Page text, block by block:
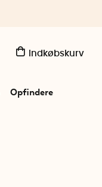
Indkøbskurv
Opfindere